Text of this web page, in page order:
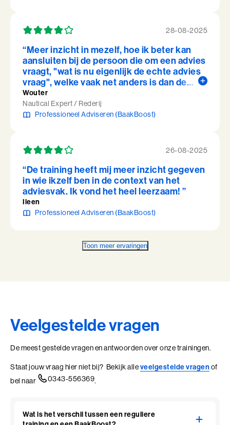
28-08-2025
“Meer inzicht in mezelf, hoe ik beter kan
aansluiten bij de persoon die om een advies
vraagt, "wat is nu eigenlijk de echte advies
vraag", welke vaak net anders is dan de
klant eigenlijk opdraagt. Het heeft me
handvatten aangereikt om beter te worden
in mijn vak.”
Wouter
Nautical Expert / Rederij
Professioneel Adviseren (BaakBoost)
26-08-2025
“De training heeft mij meer inzicht gegeven
in wie ikzelf ben in de context van het
adviesvak. Ik vond het heel leerzaam! ”
Ileen
Professioneel Adviseren (BaakBoost)
Toon meer ervaringen
Veelgestelde vragen
De meest gestelde vragen en antwoorden over onze trainingen.
Staat jouw vraag hier niet bij? Bekijk alleveelgestelde vragenof
bel naar
0343-556369.
Wat is het verschil tussen een reguliere